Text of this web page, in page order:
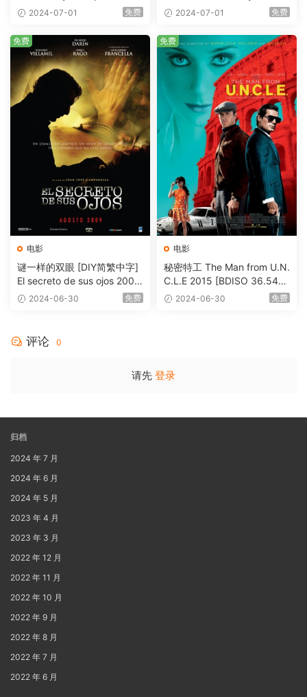
eHD5.1 [BDISO 22.64GB]
2024-07-01 免费
AVC.DTS-HD.MA.5.1-HDHo
2024-07-01 免费
电影
谜一样的双眼 [DIY简繁中字]
El secreto de sus ojos 2009
1080p Blu-ray AVC DTS-HD
2024-06-30 免费
免费
电影
秘密特工 The Man from U.N.
C.L.E 2015 [BDISO 36.54G
B] 2024-06-30 免费
免费
评论 0
请先 登录
归档
2024 年 7 月
2024 年 6 月
2024 年 5 月
2023 年 4 月
2023 年 3 月
2022 年 12 月
2022 年 11 月
2022 年 10 月
2022 年 9 月
2022 年 8 月
2022 年 7 月
2022 年 6 月